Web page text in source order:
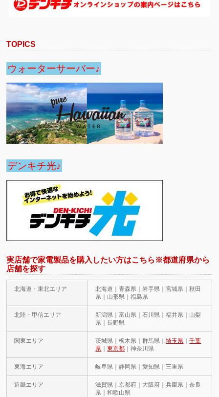
TOPICS
ウォーターサーバー♪
デンキチ光♪
実店舗で家電製品を購入したい方はこちら※都道府県から
店舗を探す
北海道・東北エリア
北海道｜青森県｜岩手県｜宮城県｜秋田
県｜山形県｜福島県
北陸・甲信エリア
新潟県｜富山県｜石川県｜福井県｜山梨
県｜長野県
関東エリア 茨城県｜栃木県｜群馬県｜埼玉県 ｜千葉
県 ｜東京都 ｜神奈川県
東海エリア 岐阜県｜静岡県｜愛知県｜三重県
近畿エリア
滋賀県｜京都府｜大阪府｜兵庫県｜奈良
県｜和歌山県